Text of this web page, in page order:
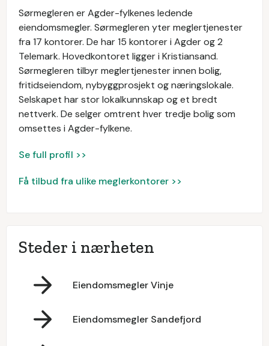
Sørmegleren er Agder-fylkenes ledende
eiendomsmegler. Sørmegleren yter meglertjenester
fra 17 kontorer. De har 15 kontorer i Agder og 2
Telemark. Hovedkontoret ligger i Kristiansand.
Sørmegleren tilbyr meglertjenester innen bolig,
fritidseiendom, nybyggprosjekt og næringslokale.
Selskapet har stor lokalkunnskap og et bredt
nettverk. De selger omtrent hver tredje bolig som
omsettes i Agder-fylkene.
Se full profil >>
Få tilbud fra ulike meglerkontorer >>
Steder i nærheten
Eiendomsmegler Vinje
Eiendomsmegler Sandefjord